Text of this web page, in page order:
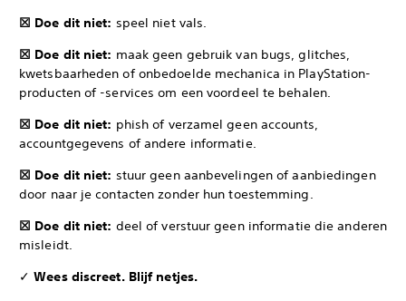
☒ Doe dit niet: speel niet vals.
☒ Doe dit niet: maak geen gebruik van bugs, glitches,
kwetsbaarheden of onbedoelde mechanica in PlayStation-
producten of -services om een voordeel te behalen.
☒ Doe dit niet: phish of verzamel geen accounts,
accountgegevens of andere informatie.
☒ Doe dit niet: stuur geen aanbevelingen of aanbiedingen
door naar je contacten zonder hun toestemming.
☒ Doe dit niet: deel of verstuur geen informatie die anderen
misleidt.
✓ Wees discreet. Blijf netjes.